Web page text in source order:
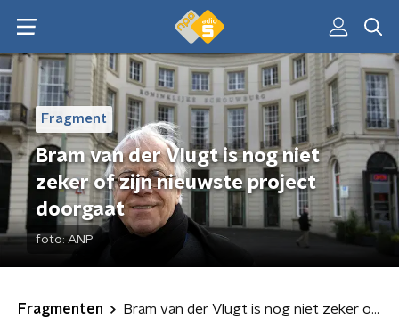
Fragment
Bram van der Vlugt is nog niet
zeker of zijn nieuwste project
doorgaat
foto:ANP
Fragmenten Bram van der Vlugt is nog niet zeker of zijn nieuwste project doorgaat